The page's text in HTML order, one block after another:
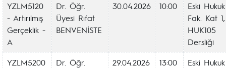
YZLM5120
- Artırılmış
Gerçeklik -
A
Dr. Öğr.
Üyesi Rıfat
BENVENİSTE
30.04.2026 10:00
Eski Hukuk
Fak. Kat 1,
HUK105
Dersliği
YZLM5200
Dr. Öğr.
29.04.2026 13:00
Eski Hukuk